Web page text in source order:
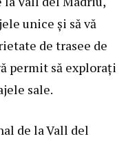
unice și să vă
de trasee de
permit să explorați
sale.
de la Vall del